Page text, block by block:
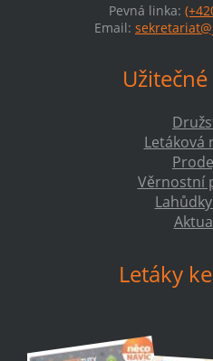
Pevná linka:
Email:
Letáková
Věrnostní
Letáky